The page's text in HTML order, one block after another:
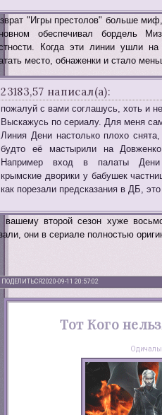
"Игры престолов" больше
обеспечивал бордель
Когда эти линии ушли
место, обнаженки и стало
23183,57 написал(а):
пожалуй с вами соглашусь, хоть и
Выскажусь по сериалу. Для меня
Линия Дени настолько плохо
будто её мастырили на
Например вход в палаты Дени
крымские дворики у бабушек
как порезали предсказания в ДБ,
вашему второй сезон хуже
они в сериале полностью
ПОДЕЛИТЬСЯ2020-09-11 20:57:02
Тот Кого